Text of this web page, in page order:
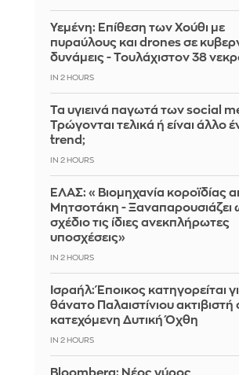
Υεμένη: Επίθεση των Χούθι με
πυραύλους και drones σε
δυνάμεις - Τουλάχιστον 38
IN 2 HOURS
Τα υγιεινά παγωτά των social
Τρώγονται τελικά ή είναι άλλο
trend;
IN 2 HOURS
ΕΛΑΣ: «Βιομηχανία κοροϊδίας
Μητσοτάκη - Ξαναπαρουσιάζει
σχέδιο τις ίδιες ανεκπλήρωτες
υποσχέσεις»
IN 2 HOURS
Ισραήλ: Έποικος κατηγορείται
θάνατο Παλαιστίνιου ακτιβιστή
κατεχόμενη Δυτική Όχθη
IN 2 HOURS